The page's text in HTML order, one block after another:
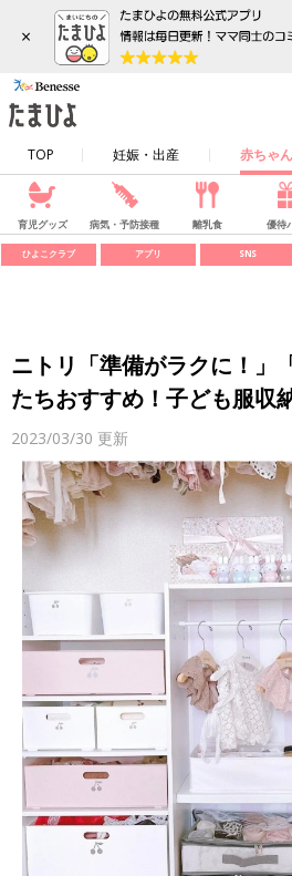
×
TOP 妊娠・出産 赤ちゃ
育児グッズ 病気・予防接種 離乳食 優待
ひよこクラブ アプリ SNS
ニトリ「準備がラクに！」
たちおすすめ！子ども服収
2023/03/30 更新